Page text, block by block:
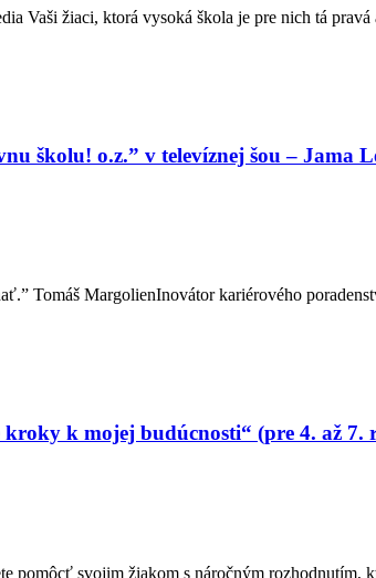
Vaši žiaci, ktorá vysoká škola je pre nich tá pravá
školu! o.z.” v televíznej šou – Jama
Tomáš MargolienInovátor kariérového
k mojej budúcnosti“ (pre 4. až 7.
pomôcť svojim žiakom s náročným rozhodnutím,